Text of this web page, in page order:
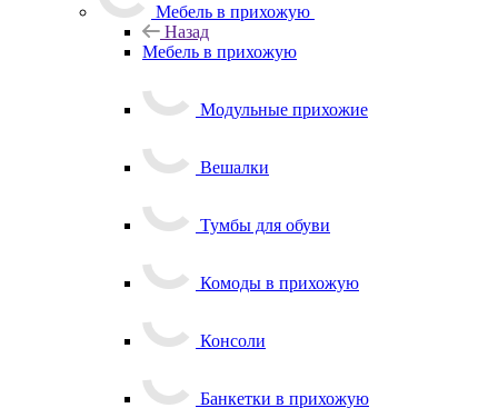
Мебель в прихожую
Назад
Мебель в прихожую
Модульные прихожие
Вешалки
Тумбы для обуви
Комоды в прихожую
Консоли
Банкетки в прихожую